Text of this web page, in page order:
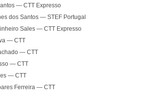
— CTT Expresso
dos Santos — STEF Portugal
Sales — CTT Expresso
— CTT
— CTT
— CTT
— CTT
Ferreira — CTT